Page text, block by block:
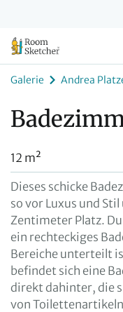
Galerie Andrea
12 m²
Dieses schicke
so vor Luxus und
Zentimeter Platz.
ein rechteckiges
Bereiche unterteilt
befindet sich eine
direkt dahinter, die
von